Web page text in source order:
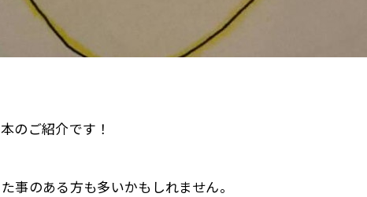
のご紹介です！
事のある方も多いかもしれません。